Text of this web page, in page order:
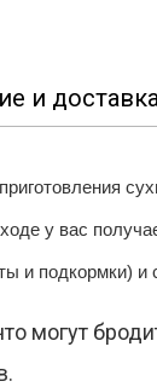
и
у вас
и подкормки) и
могут